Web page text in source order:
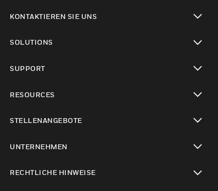
KONTAKTIEREN SIE UNS
SOLUTIONS
SUPPORT
RESOURCES
STELLENANGEBOTE
UNTERNEHMEN
RECHTLICHE HINWEISE